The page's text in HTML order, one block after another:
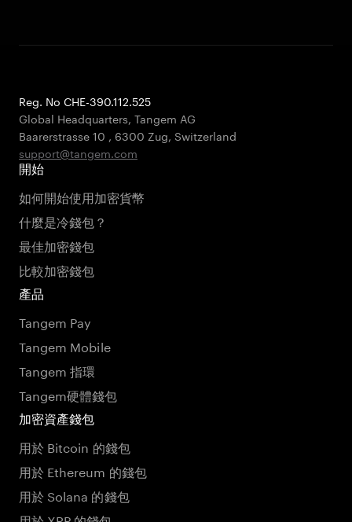
Reg. No CHE-390.112.525
Global Headquarters, Tangem AG
Baarerstrasse 10 , 6300 Zug, Switzerland
support@tangem.com
開始
如何開始使用加密貨幣
什麼是冷錢包？
最佳加密錢包
比較加密錢包
產品
Tangem Pay
Tangem Mobile
Tangem 指環
Tangem硬體錢包
加密資產錢包
用於 Bitcoin 的錢包
用於 Ethereum 的錢包
用於 Solana 的錢包